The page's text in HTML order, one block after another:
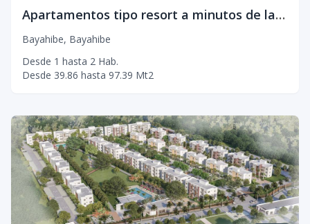
Apartamentos tipo resort a minutos de la playa de Bayahibe
Bayahibe, Bayahibe
Desde 1 hasta 2 Hab.
Desde 39.86 hasta 97.39 Mt2